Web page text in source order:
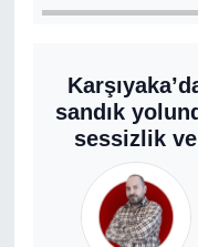
sandık
sessizlik ve
savaş